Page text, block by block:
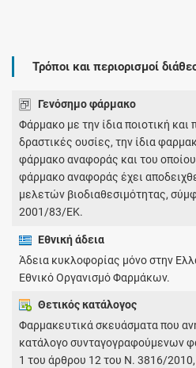
Τρόποι και περιορισμοί
Γενόσημο φάρμακο
Φάρμακο με την ίδια ποιοτική και
δραστικές ουσίες, την ίδια
φάρμακο αναφοράς και του
φάρμακο αναφοράς έχει
μελετών βιοδιαθεσιμότητας,
2001/83/ΕΚ.
Εθνική άδεια
Άδεια κυκλοφορίας μόνο στην
Εθνικό Οργανισμό Φαρμάκων.
Θετικός κατάλογος
Φαρμακευτικά σκευάσματα που
κατάλογο συνταγογραφούμενων
1 του άρθρου 12 του Ν. 3816/